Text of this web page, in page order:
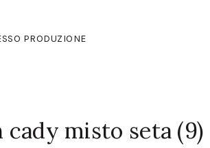
PRODUZIONE
misto seta (9)